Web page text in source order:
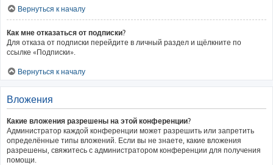
Вернуться к началу
Как мне отказаться от подписки?
Для отказа от подписки перейдите в личный раздел и щёлкните по
ссылке «Подписки».
Вернуться к началу
Вложения
Какие вложения разрешены на этой конференции?
Администратор каждой конференции может разрешить или запретить
определённые типы вложений. Если вы не знаете, какие вложения
разрешены, свяжитесь с администратором конференции для получения
помощи.